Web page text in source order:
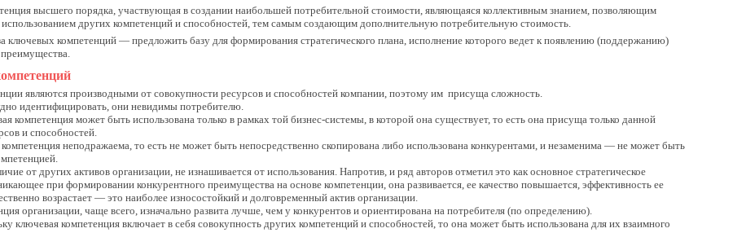
высшего порядка, участвующая в создании наибольшей потребительной стоимости, являющаяся коллективным знанием, позволяющим
использованием других компетенций и способностей, тем самым создающим дополнительную потребительную стоимость.
ключевых компетенций — предложить базу для формирования стратегического плана, исполнение которого ведет к появлению (поддержанию)
являются производными от совокупности ресурсов и способностей компании, поэтому им присуща сложность.
идентифицировать, они невидимы потребителю.
компетенция может быть использована только в рамках той бизнес-системы, в которой она существует, то есть она присуща только данной
и способностей.
неподражаема, то есть не может быть непосредственно скопирована либо использована конкурентами, и незаменима — не может быть
от других активов организации, не изнашивается от использования. Напротив, и ряд авторов отметил это как основное стратегическое
при формировании конкурентного преимущества на основе компетенции, она развивается, ее качество повышается, эффективность ее
возрастает — это наиболее износостойкий и долговременный актив организации.
организации, чаще всего, изначально развита лучше, чем у конкурентов и ориентирована на потребителя (по определению).
ключевая компетенция включает в себя совокупность других компетенций и способностей, то она может быть использована для их взаимного